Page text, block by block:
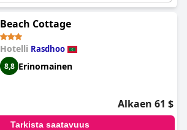
Beach Cottage
Hotelli Rasdhoo
8,8 Erinomainen
Alkaen 61 $
Tarkista saatavuus